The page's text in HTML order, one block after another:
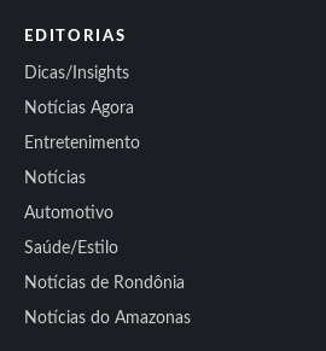
EDITORIAS
Dicas/Insights
Notícias Agora
Entretenimento
Notícias
Automotivo
Saúde/Estilo
Notícias de Rondônia
Notícias do Amazonas